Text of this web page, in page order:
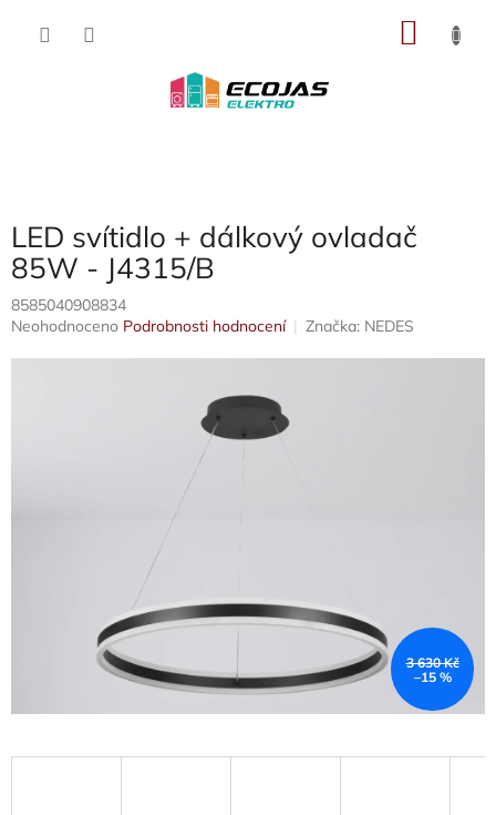
LED svítidlo + dálkový ovladač
85W - J4315/B
8585040908834
Průměrné
Neohodnoceno Podrobnosti hodnocení Značka: NEDES
3 630 Kč
–15 %